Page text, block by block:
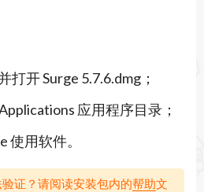
Menubar 菜单找到
Dashboard 窗口建立连
打开 Surge 5.7.6.dmg；
应用程序目录；
使用软件。
证？请阅读安装包内的帮助文